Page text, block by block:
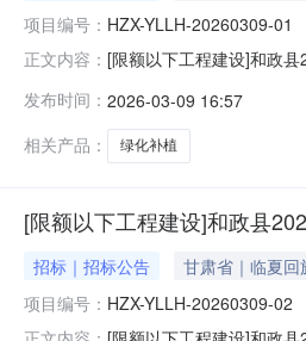
项目编号： HZX-YLLH-20260309-01
正文内容： [限额以下工程建设]和政
绿化服务中心是否允许多
发布时间： 2026-03-09 16:57
相关产品：
绿化补植
[限额以下工程建设]和政县
招标｜招标公告 甘肃省｜临夏
项目编号： HZX-YLLH-20260309-02